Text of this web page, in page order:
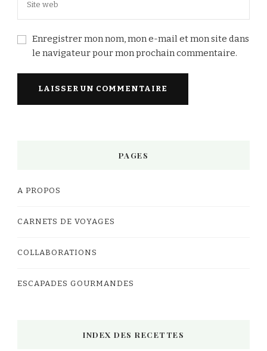
Enregistrer mon nom, mon e-mail et mon site dans
le navigateur pour mon prochain commentaire.
PAGES
A PROPOS
CARNETS DE VOYAGES
COLLABORATIONS
ESCAPADES GOURMANDES
INDEX DES RECETTES